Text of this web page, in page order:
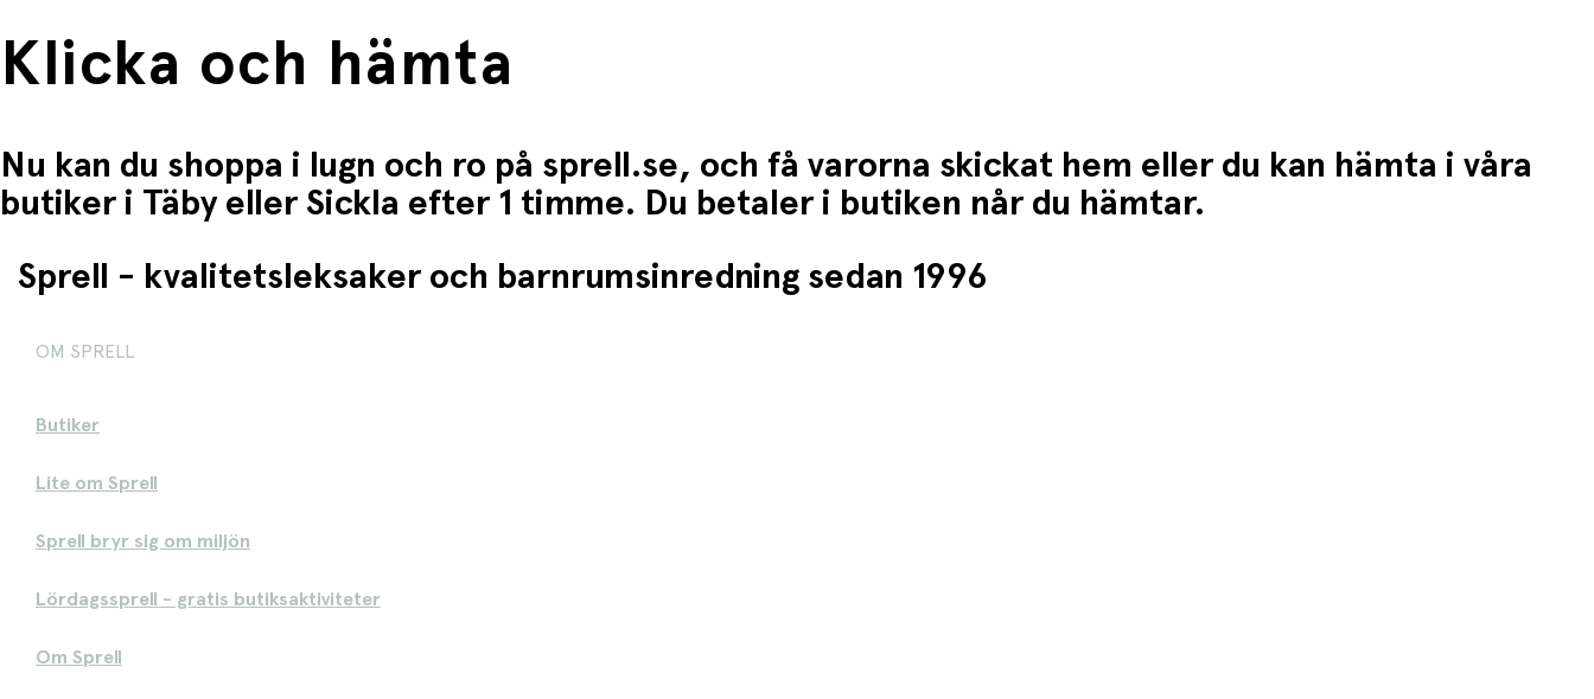
Klicka och hämta
Nu kan du shoppa i lugn och ro på sprell.se, och få varorna skickat hem eller du kan hämta i våra
butiker i Täby eller Sickla efter 1 timme. Du betaler i butiken når du hämtar.
Sprell - kvalitetsleksaker och barnrumsinredning sedan 1996
OM SPRELL
Butiker
Lite om Sprell
Sprell bryr sig om miljön
Lördagssprell - gratis butiksaktiviteter
Om Sprell